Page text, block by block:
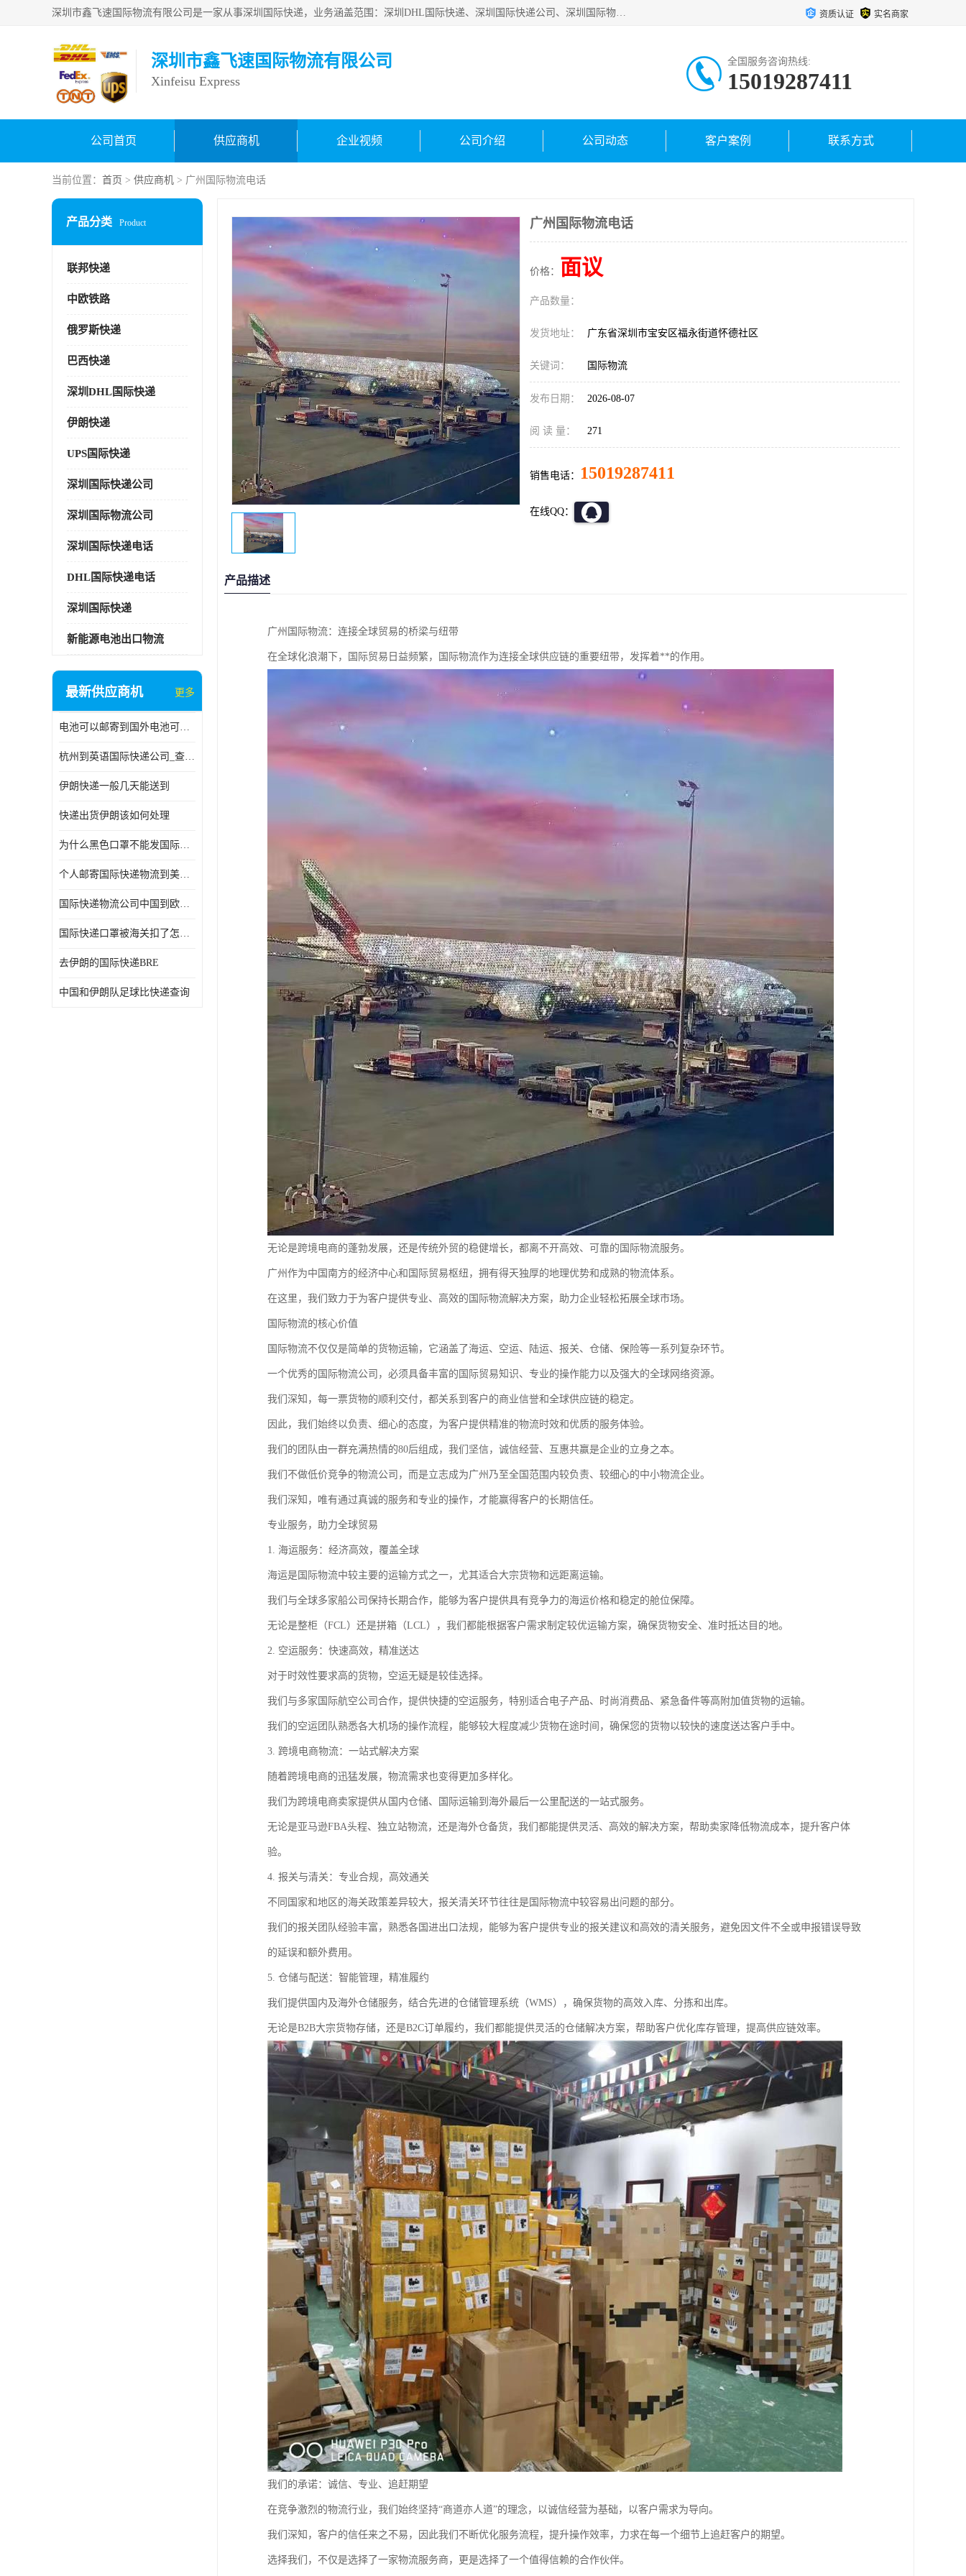
深圳市鑫飞速国际物流有限公司是一家从事深圳国际快递，业务涵盖范围：深圳DHL国际快递、深圳国际快递公司、深圳国际物流公司、深圳国际快递、深圳DHL国际快递电话可拨打全国服务热线：15019287411。欢迎各位亲来人来电到我司洽谈合作。 资质认证 实名商家
深圳市鑫飞速国际物流有限公司
Xinfeisu Express
全国服务咨询热线:
15019287411
公司首页 供应商机 企业视频 公司介绍 公司动态 客户案例 联系方式
当前位置： 首页 > 供应商机 > 广州国际物流电话
产品分类 Product
联邦快递
中欧铁路
俄罗斯快递
巴西快递
深圳DHL国际快递
伊朗快递
UPS国际快递
深圳国际快递公司
深圳国际物流公司
深圳国际快递电话
DHL国际快递电话
深圳国际快递
新能源电池出口物流
最新供应商机 更多
电池可以邮寄到国外电池可以发国际物流手机电池可以邮寄到国外
杭州到英语国际快递公司_查国际快递
伊朗快递一般几天能送到
快递出货伊朗该如何处理
为什么黑色口罩不能发国际快递 国际寄口罩快递需要填写信息
个人邮寄国际快递物流到美加墨西哥英国比利时荷兰波兰意大利
国际快递物流公司中国到欧洲英国法国德国能寄铁路空运海运
国际快递口罩被海关扣了怎么办
去伊朗的国际快递BRE
中国和伊朗队足球比快递查询
广州国际物流电话
价格： 面议
产品数量：
发货地址： 广东省深圳市宝安区福永街道怀德社区
关键词： 国际物流
发布日期： 2026-08-07
阅 读 量： 271
销售电话： 15019287411
在线QQ：
产品描述
广州国际物流：连接全球贸易的桥梁与纽带
在全球化浪潮下，国际贸易日益频繁，国际物流作为连接全球供应链的重要纽带，发挥着**的作用。
无论是跨境电商的蓬勃发展，还是传统外贸的稳健增长，都离不开高效、可靠的国际物流服务。
广州作为中国南方的经济中心和国际贸易枢纽，拥有得天独厚的地理优势和成熟的物流体系。
在这里，我们致力于为客户提供专业、高效的国际物流解决方案，助力企业轻松拓展全球市场。
国际物流的核心价值
国际物流不仅仅是简单的货物运输，它涵盖了海运、空运、陆运、报关、仓储、保险等一系列复杂环节。
一个优秀的国际物流公司，必须具备丰富的国际贸易知识、专业的操作能力以及强大的全球网络资源。
我们深知，每一票货物的顺利交付，都关系到客户的商业信誉和全球供应链的稳定。
因此，我们始终以负责、细心的态度，为客户提供精准的物流时效和优质的服务体验。
我们的团队由一群充满热情的80后组成，我们坚信，诚信经营、互惠共赢是企业的立身之本。
我们不做低价竞争的物流公司，而是立志成为广州乃至全国范围内较负责、较细心的中小物流企业。
我们深知，唯有通过真诚的服务和专业的操作，才能赢得客户的长期信任。
专业服务，助力全球贸易
1. 海运服务：经济高效，覆盖全球
海运是国际物流中较主要的运输方式之一，尤其适合大宗货物和远距离运输。
我们与全球多家船公司保持长期合作，能够为客户提供具有竞争力的海运价格和稳定的舱位保障。
无论是整柜（FCL）还是拼箱（LCL），我们都能根据客户需求制定较优运输方案，确保货物安全、准时抵达目的地。
2. 空运服务：快速高效，精准送达
对于时效性要求高的货物，空运无疑是较佳选择。
我们与多家国际航空公司合作，提供快捷的空运服务，特别适合电子产品、时尚消费品、紧急备件等高附加值货物的运输。
我们的空运团队熟悉各大机场的操作流程，能够较大程度减少货物在途时间，确保您的货物以较快的速度送达客户手中。
3. 跨境电商物流：一站式解决方案
随着跨境电商的迅猛发展，物流需求也变得更加多样化。
我们为跨境电商卖家提供从国内仓储、国际运输到海外最后一公里配送的一站式服务。
无论是亚马逊FBA头程、独立站物流，还是海外仓备货，我们都能提供灵活、高效的解决方案，帮助卖家降低物流成本，提升客户体
验。
4. 报关与清关：专业合规，高效通关
不同国家和地区的海关政策差异较大，报关清关环节往往是国际物流中较容易出问题的部分。
我们的报关团队经验丰富，熟悉各国进出口法规，能够为客户提供专业的报关建议和高效的清关服务，避免因文件不全或申报错误导致
的延误和额外费用。
5. 仓储与配送：智能管理，精准履约
我们提供国内及海外仓储服务，结合先进的仓储管理系统（WMS），确保货物的高效入库、分拣和出库。
无论是B2B大宗货物存储，还是B2C订单履约，我们都能提供灵活的仓储解决方案，帮助客户优化库存管理，提高供应链效率。
我们的承诺：诚信、专业、追赶期望
在竞争激烈的物流行业，我们始终坚持“商道亦人道”的理念，以诚信经营为基础，以客户需求为导向。
我们深知，客户的信任来之不易，因此我们不断优化服务流程，提升操作效率，力求在每一个细节上追赶客户的期望。
选择我们，不仅是选择了一家物流服务商，更是选择了一个值得信赖的合作伙伴。